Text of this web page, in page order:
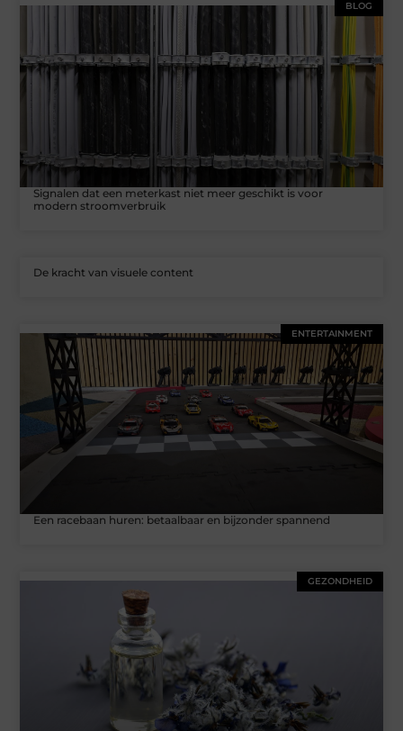
BLOG
Signalen dat een meterkast niet meer geschikt is voor
modern stroomverbruik
De kracht van visuele content
ENTERTAINMENT
Een racebaan huren: betaalbaar en bijzonder spannend
GEZONDHEID